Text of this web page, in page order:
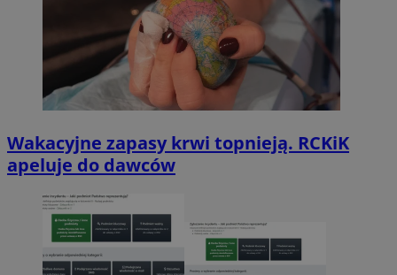
Wakacyjne zapasy krwi topnieją. RCKiK
apeluje do dawców